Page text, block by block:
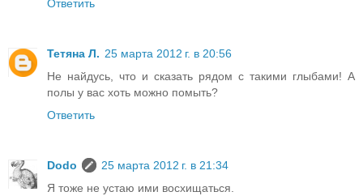
Ответить
Тетяна Л. 25 марта 2012 г. в 20:56
Не найдусь, что и сказать рядом с такими глыбами! А
полы у вас хоть можно помыть?
Ответить
Dodo
25 марта 2012 г. в 21:34
Я тоже не устаю ими восхищаться.